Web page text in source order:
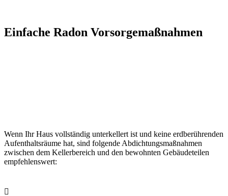
Einfache Radon Vorsorgemaßnahmen
Wenn Ihr Haus vollständig unterkellert ist und keine erdberührenden
Aufenthaltsräume hat, sind folgende Abdichtungsmaßnahmen
zwischen dem Kellerbereich und den bewohnten Gebäudeteilen
empfehlenswert: